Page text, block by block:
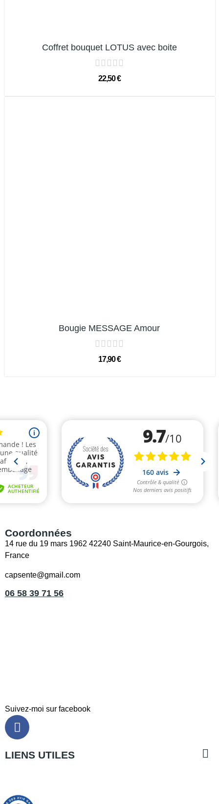
Coffret bouquet LOTUS avec boite
22,50 €
Bougie MESSAGE Amour
17,90 €
Coordonnées
14 rue du 19 mars 1962 42240 Saint-Maurice-en-Gourgois,
France
capsente@gmail.com
06 58 39 71 56
Suivez-moi sur facebook
LIENS UTILES 